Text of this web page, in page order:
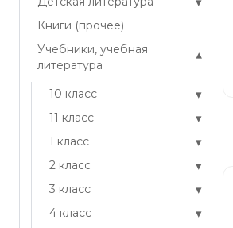
Книги (прочее)
Учебники, учебная
литература
▾
10 класс ▾
11 класс ▾
1 класс ▾
2 класс ▾
3 класс ▾
4 класс ▾